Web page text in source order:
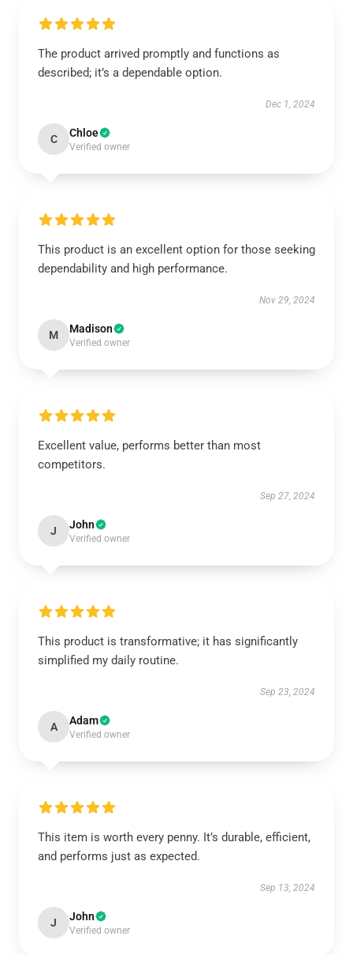
The product arrived promptly and functions as
described; it’s a dependable option.
Dec 1, 2024
C Chloe
Verified owner
This product is an excellent option for those seeking
dependability and high performance.
Nov 29, 2024
M Madison
Verified owner
Excellent value, performs better than most
competitors.
Sep 27, 2024
J John
Verified owner
This product is transformative; it has significantly
simplified my daily routine.
Sep 23, 2024
A Adam
Verified owner
This item is worth every penny. It’s durable, efficient,
and performs just as expected.
Sep 13, 2024
J John
Verified owner